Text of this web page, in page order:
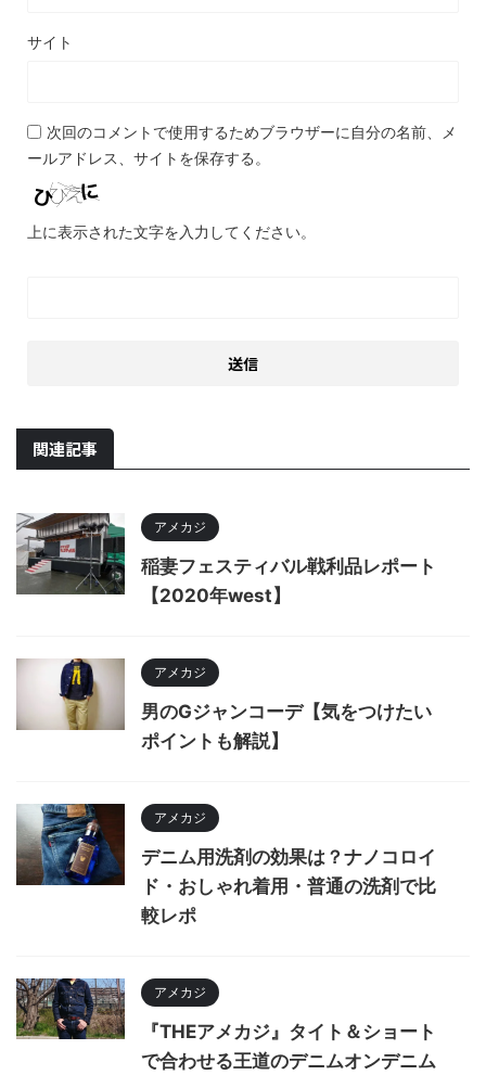
サイト
次回のコメントで使用するためブラウザーに自分の名前、メ
ールアドレス、サイトを保存する。
上に表示された文字を入力してください。
関連記事
アメカジ
稲妻フェスティバル戦利品レポート
【2020年west】
アメカジ
男のGジャンコーデ【気をつけたい
ポイントも解説】
アメカジ
デニム用洗剤の効果は？ナノコロイ
ド・おしゃれ着用・普通の洗剤で比
較レポ
アメカジ
『THEアメカジ』タイト＆ショート
で合わせる王道のデニムオンデニム